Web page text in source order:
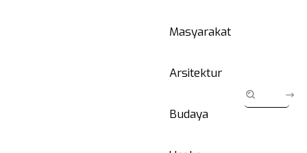
Masyarakat
Arsitektur
Budaya